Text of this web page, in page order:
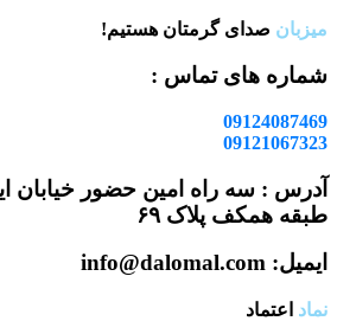
میزبان صدای گرمتان هستیم!
شماره های تماس :
09124087469
09121067323
آدرس : سه راه امین حضور خیابان
طبقه همکف پلاک ۶۹
ایمیل: info@dalomal.com
نماد اعتماد